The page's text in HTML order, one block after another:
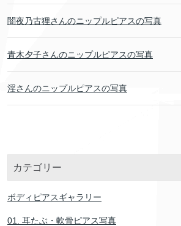
闇夜乃古狸さんのニップルピアスの写真
青木夕子さんのニップルピアスの写真
淫さんのニップルピアスの写真
カテゴリー
ボディピアスギャラリー
01. 耳たぶ・軟骨ピアス写真